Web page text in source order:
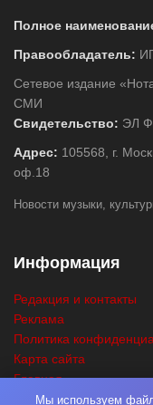
Полное
Правообладатель:
Сетевое издание
СМИ
Свидетельство: ЭЛ
Адрес: 105568, г.
оф.18
Новости музыки,
Информация
Редакция и контакты
Реклама
Политика
Карта сайта
Главная
ПоискМы используем